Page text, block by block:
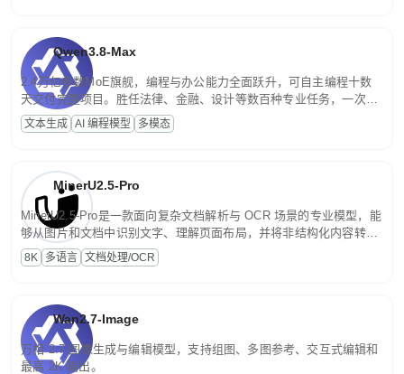
Qwen3.8-Max
2.4万亿参数MoE旗舰，编程与办公能力全面跃升，可自主编程十数
天交付完整项目。胜任法律、金融、设计等数百种专业任务，一次对
话端到端交付生产级成果。原生视觉理解贯穿规划、执行与验证全流
程，支持超长文档与长视频的深度语义解析。长程任务中自主规划与
文本生成 AI 编程模型 多模态
MinerU2.5-Pro
MinerU2.5-Pro是一款面向复杂文档解析与 OCR 场景的专业模型，能
够从图片和文档中识别文字、理解页面布局，并将非结构化内容转换
为便于存储、检索和二次处理的结构化结果。
8K 多语言 文档处理/OCR
Wan2.7-Image
万相 2.7 图像生成与编辑模型，支持组图、多图参考、交互式编辑和
最高 2K 输出。